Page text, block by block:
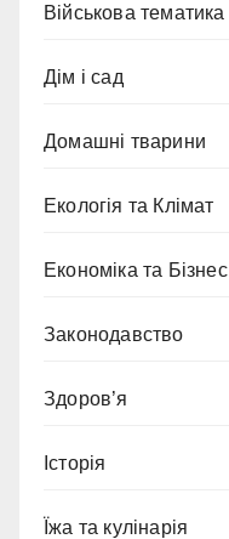
Військова тематика
Дім і сад
Домашні тварини
Екологія та Клімат
Економіка та Бізнес
Законодавство
Здоров’я
Історія
Їжа та кулінарія